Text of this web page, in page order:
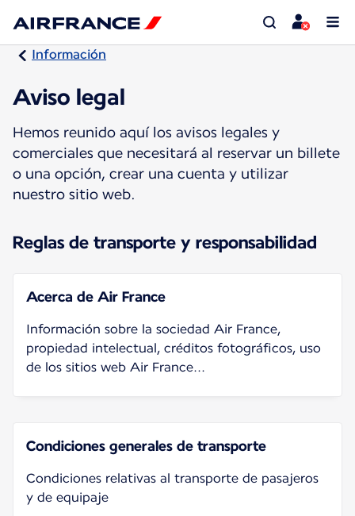
Información
Aviso legal
Hemos reunido aquí los avisos legales y
comerciales que necesitará al reservar un billete
o una opción, crear una cuenta y utilizar
nuestro sitio web.
Reglas de transporte y responsabilidad
Acerca de Air France
Información sobre la sociedad Air France,
propiedad intelectual, créditos fotográficos, uso
de los sitios web Air France...
Condiciones generales de transporte
Condiciones relativas al transporte de pasajeros
y de equipaje